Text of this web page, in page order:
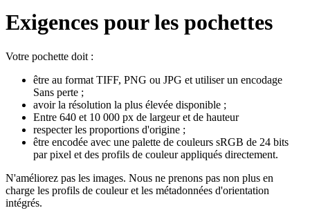
Exigences pour les pochettes
Votre pochette doit :
être au format TIFF, PNG ou JPG et utiliser un encodage
Sans perte ;
avoir la résolution la plus élevée disponible ;
Entre 640 et 10 000 px de largeur et de hauteur
respecter les proportions d'origine ;
être encodée avec une palette de couleurs sRGB de 24 bits
par pixel et des profils de couleur appliqués directement.
N'améliorez pas les images. Nous ne prenons pas non plus en
charge les profils de couleur et les métadonnées d'orientation
intégrés.